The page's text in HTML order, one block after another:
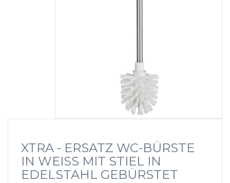
XTRA - ERSATZ WC-BÜRSTE
IN WEISS MIT STIEL IN E
DELSTAHL GEBÜRSTET